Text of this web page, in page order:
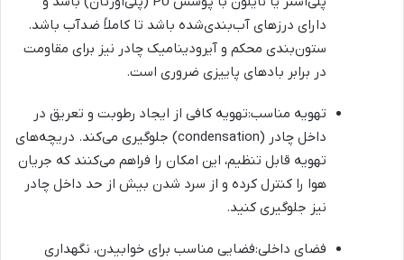
دارای درزهای آب‌بندی‌شده باشد تا کاملاً ضدآب باشد.
ستون‌بندی محکم و آیرودینامیک چادر نیز برای مقاومت
در برابر بادهای پاییزی ضروری است.
تهویه مناسب:تهویه کافی از ایجاد رطوبت و تعریق در
داخل چادر (condensation) جلوگیری می‌کند. دریچه‌های
تهویه قابل تنظیم، این امکان را فراهم می‌کنند که جریان
هوا را کنترل کرده و از سرد شدن بیش از حد داخل چادر
نیز جلوگیری کنید.
فضای داخلی:فضایی مناسب برای خوابیدن، نگهداری